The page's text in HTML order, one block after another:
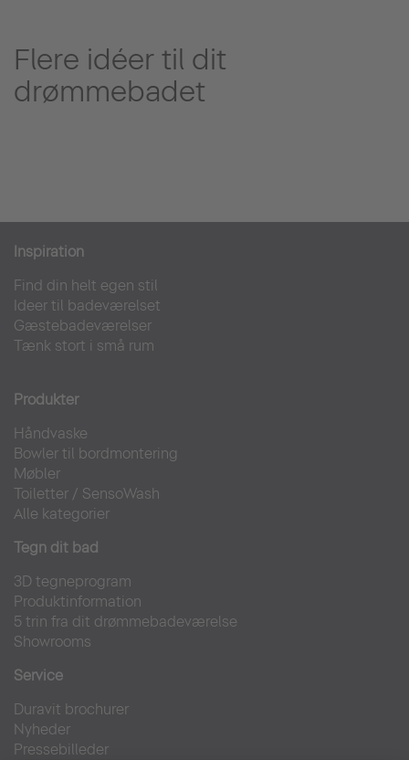
Flere idéer til dit
drømmebadet
Inspiration
Find din helt egen stil
Ideer til badeværelset
Gæstebadeværelser
Tænk stort i små rum
Produkter
Håndvaske
Bowler til bordmontering
Møbler
Toiletter / SensoWash
Alle kategorier
Tegn dit bad
3D tegneprogram
Produktinformation
5 trin fra dit drømmebadeværelse
Showrooms
Service
Duravit brochurer
Nyheder
Pressebilleder